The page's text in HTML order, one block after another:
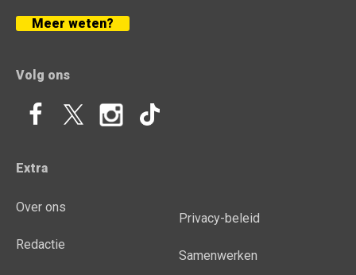
Meer weten?
Volg ons
Extra
Over ons
Redactie
Privacy-beleid
Samenwerken